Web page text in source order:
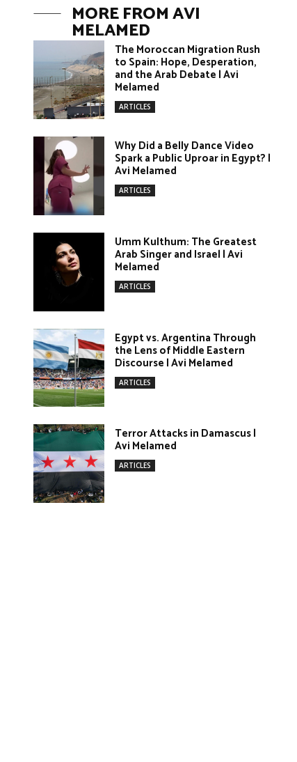
MORE FROM AVI
MELAMED
The Moroccan Migration Rush
to Spain: Hope, Desperation,
and the Arab Debate | Avi
Melamed
ARTICLES
Why Did a Belly Dance Video
Spark a Public Uproar in Egypt? |
Avi Melamed
ARTICLES
Umm Kulthum: The Greatest
Arab Singer and Israel | Avi
Melamed
ARTICLES
Egypt vs. Argentina Through
the Lens of Middle Eastern
Discourse | Avi Melamed
ARTICLES
Terror Attacks in Damascus |
Avi Melamed
ARTICLES